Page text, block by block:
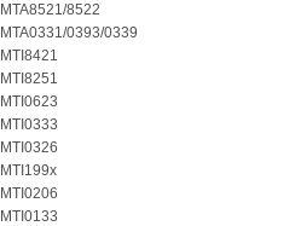
MTA8521/8522
MTA0331/0393/0339
MTI8421
MTI8251
MTI0623
MTI0333
MTI0326
MTI199x
MTI0206
MTI0133